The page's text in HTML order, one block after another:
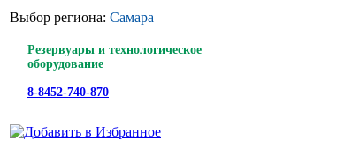
Выбор региона: Самара
Резервуары и технологическое
оборудование
8-8452-740-870